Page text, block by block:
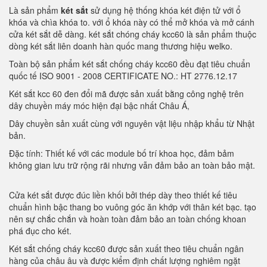
Là sản phẩm két sắt sử dụng hệ thống khóa két điện tử với ổ
khóa và chìa khóa to. với ổ khóa này có thể mở khóa và mở cánh
cửa két sắt dễ dàng. két sắt chóng cháy kcc60 là sản phẩm thuộc
dòng két sắt liên doanh hàn quốc mang thương hiệu welko.
Toàn bộ sản phẩm két sắt chống cháy kcc60 đều đạt tiêu chuẩn
quốc tế ISO 9001 - 2008 CERTIFICATE NO.: HT 2776.12.17
Két sắt kcc 60 đen đổi mã được sản xuất bằng công nghệ trên
dây chuyền máy móc hiện đại bậc nhất Châu Á,
Dây chuyền sản xuất cùng với nguyên vật liệu nhập khẩu từ Nhật
bản.
Đặc tính: Thiết kế với các module bố trí khoa học, đảm bảm
không gian lưu trữ rộng rãi nhưng vẫn đảm bảo an toàn bảo mật.
Cửa két sắt được đúc liền khối bởi thép dày theo thiết kế tiêu
chuẩn hình bậc thang bo vuông góc ăn khớp với thân két bạc. tạo
nên sự chắc chắn và hoàn toàn đảm bảo an toàn chống khoan
phá đục cho két.
Két sắt chống cháy kcc60 được sản xuất theo tiêu chuẩn ngân
hàng của châu âu và được kiểm định chất lượng nghiêm ngặt